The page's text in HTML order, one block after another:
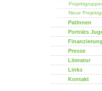
Neue
PatInnen
Porträts
Finanzierung
Presse
Literatur
Links
Kontakt